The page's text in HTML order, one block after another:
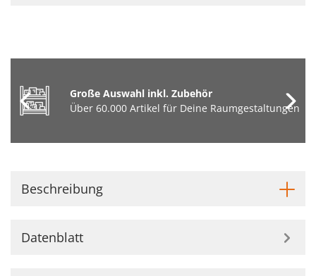
Große Auswahl inkl. Zubehör
Über 60.000 Artikel für Deine Raumgestaltungen
Beschreibung
Datenblatt